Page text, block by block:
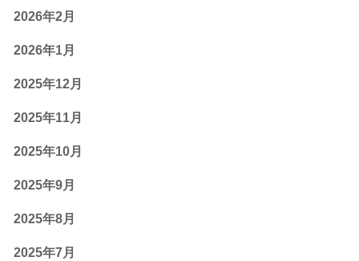
2026年2月
2026年1月
2025年12月
2025年11月
2025年10月
2025年9月
2025年8月
2025年7月